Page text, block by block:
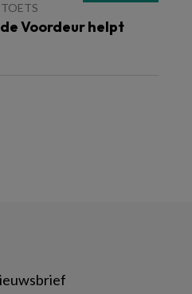
Voordeur helpt